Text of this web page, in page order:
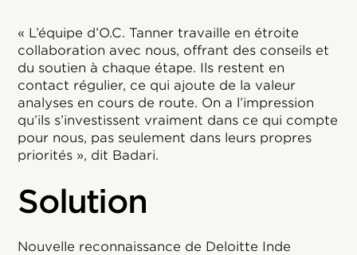
« L’équipe d’O.C. Tanner travaille en étroite
collaboration avec nous, offrant des conseils et
du soutien à chaque étape. Ils restent en
contact régulier, ce qui ajoute de la valeur
analyses en cours de route. On a l’impression
qu’ils s’investissent vraiment dans ce qui compte
pour nous, pas seulement dans leurs propres
priorités », dit Badari.
Solution
Nouvelle reconnaissance de Deloitte Inde